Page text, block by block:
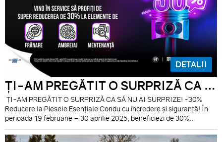
DETALII
ȚI-AM PREGĂTIT O SURPRIZĂ CA SĂ NU AI SURPRIZE
ȚI-AM PREGĂTIT O SURPRIZĂ CA SĂ NU AI SURPRIZE! -30%
Reducere la Piesele Esențiale Condu cu încredere și siguranță! În
perioada 19 februarie – 30 aprilie 2025, beneficiezi de 30%
reducere la 3 familii esențiale de piese auto : - Elemente de frânare
- Ambreiaje - Elemente de Mentenanță